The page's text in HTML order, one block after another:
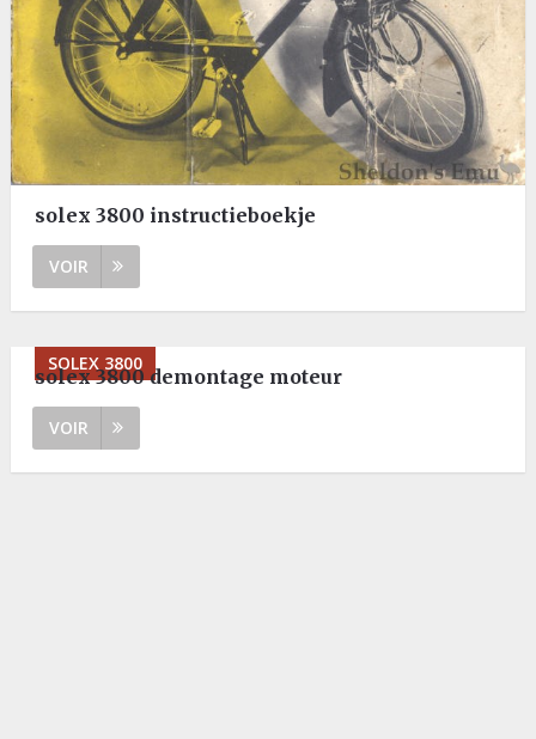
solex 3800 instructieboekje
VOIR
SOLEX 3800
solex 3800 demontage moteur
VOIR